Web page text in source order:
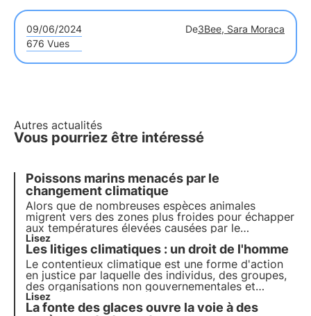
09/06/2024 De3Bee, Sara Moraca
676 Vues
Autres actualités
Vous pourriez être intéressé
Poissons marins menacés par le
changement climatique
Alors que de nombreuses espèces animales
migrent vers des zones plus froides pour échapper
aux températures élevées causées par le
changement climatique, cette stratégie
généralement fructueuse ne semble pas
fonctionner dans le cas des poissons de mer,
comme le montre une étude récente.
Lisez
Les litiges climatiques : un droit de l'homme
Le contentieux climatique est une forme d'action
en justice par laquelle des individus, des groupes,
des organisations non gouvernementales et
d'autres parties prenantes cherchent à lutter
contre le changement climatique par le biais des
Lisez
La fonte des glaces ouvre la voie à des